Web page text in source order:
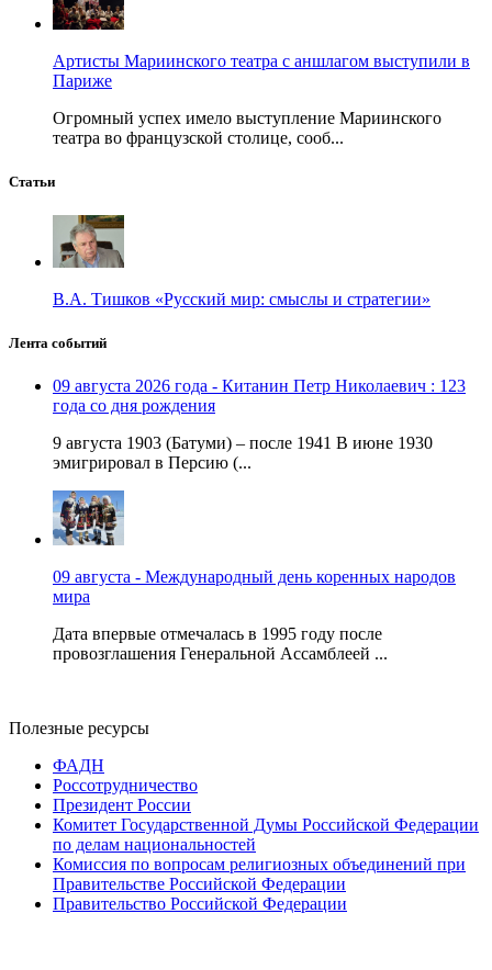
Артисты Мариинского театра с аншлагом выступили в
Париже
Огромный успех имело выступление Мариинского
театра во французской столице, сооб...
Статьи
В.А. Тишков «Русский мир: смыслы и стратегии»
Лента событий
09 августа 2026 года - Китанин Петр Николаевич : 123
года со дня рождения
9 августа 1903 (Батуми) – после 1941 В июне 1930
эмигрировал в Персию (...
09 августа - Международный день коренных народов
мира
Дата впервые отмечалась в 1995 году после
провозглашения Генеральной Ассамблеей ...
Полезные ресурсы
ФАДН
Россотрудничество
Президент России
Комитет Государственной Думы Российской Федерации
по делам национальностей
Комиссия по вопросам религиозных объединений при
Правительстве Российской Федерации
Правительство Российской Федерации